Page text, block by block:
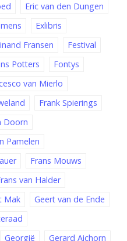
Eric van den Dungen
Exlibris
Fransen
Festival
Potters
Fontys
van Mierlo
Frank Spierings
Doorn
Pamelen
Frans Mouws
van Halder
Mak
Geert van de Ende
Georgië
Gerard Aichorn